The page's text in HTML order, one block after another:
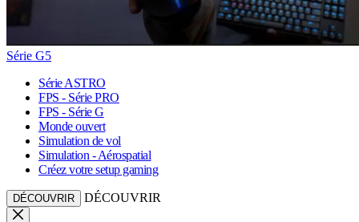
Série G5
Série ASTRO
FPS - Série PRO
FPS - Série G
Monde ouvert
Simulation de vol
Simulation - Aérospatial
Créez votre setup gaming
DÉCOUVRIR DÉCOUVRIR